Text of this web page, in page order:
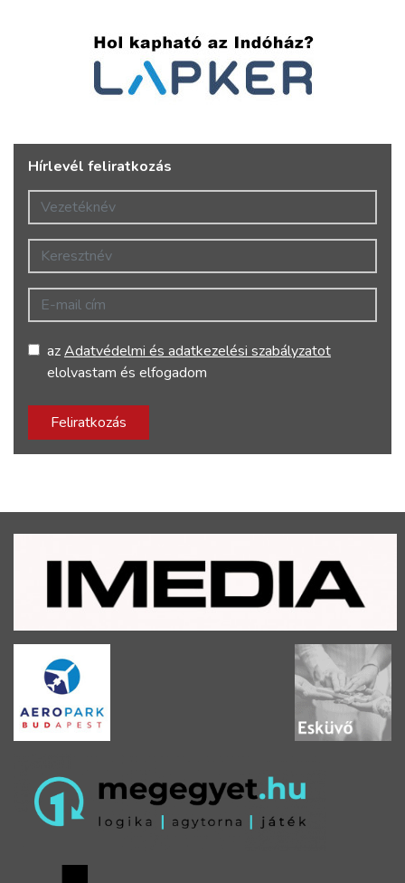
Hírlevél feliratkozás
Vezetéknév
Keresztnév
E-mail cím
azAdatvédelmi és adatkezelési szabályzatot
elolvastam és elfogadom
Feliratkozás